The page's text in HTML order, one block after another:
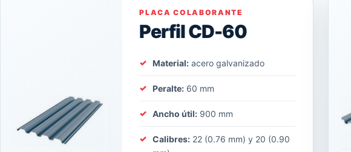
PLACA COLABORANTE
Perfil CD-60
Material: acero galvanizado
Peralte: 60 mm
Ancho útil: 900 mm
Calibres: 22 (0.76 mm) y 20 (0.90